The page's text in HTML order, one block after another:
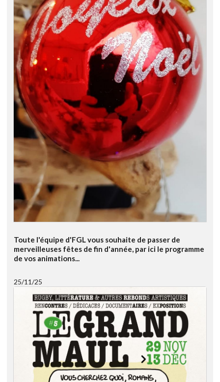
Toute l'équipe d'FGL vous souhaite de passer de
merveilleuses fêtes de fin d'année, par ici le programme
de vos animations...
25/11/25